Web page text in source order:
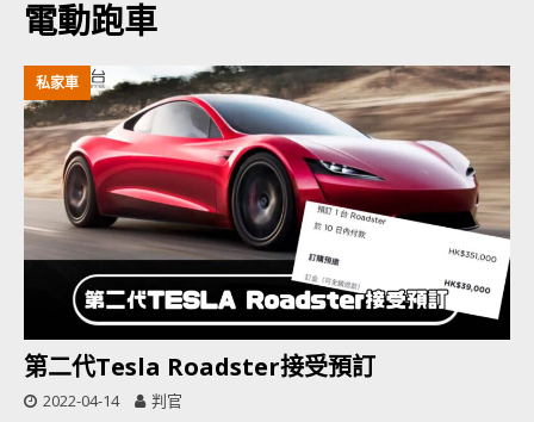
電動跑車
私家車
第二代Tesla Roadster接受預訂
2022-04-14 判官